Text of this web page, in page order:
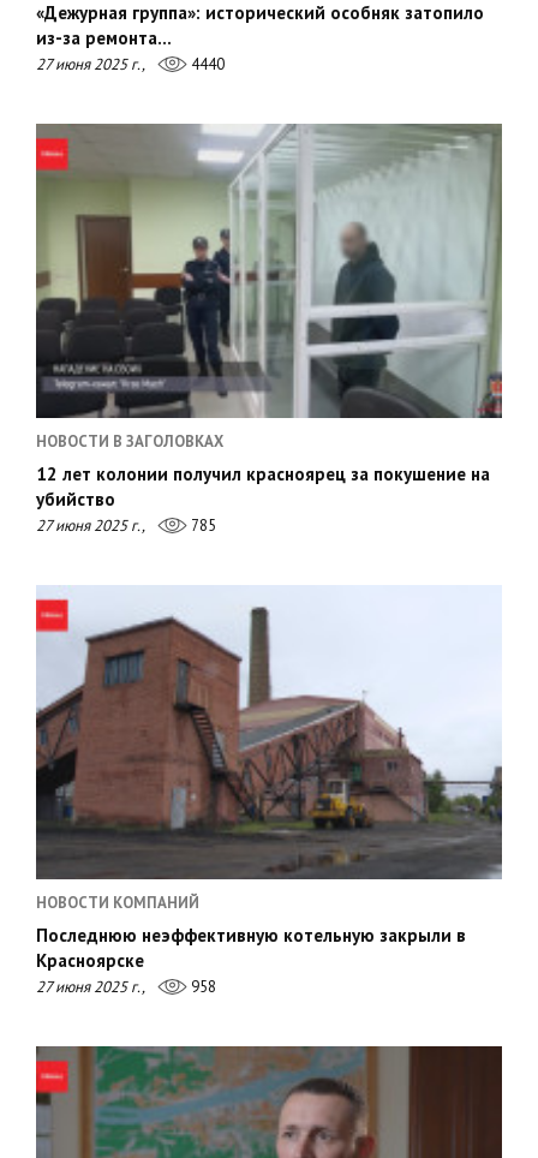
«Дежурная группа»: исторический особняк затопило
из-за ремонта…
27 июня 2025 г., 4440
НОВОСТИ В ЗАГОЛОВКАХ
12 лет колонии получил красноярец за покушение на
убийство
27 июня 2025 г., 785
НОВОСТИ КОМПАНИЙ
Последнюю неэффективную котельную закрыли в
Красноярске
27 июня 2025 г., 958